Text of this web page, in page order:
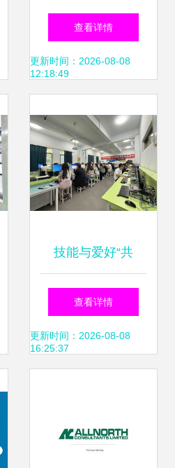
级Spring Cloud
Alibaba全套笔记，
方位讲解微服务技
术栈
查看详情
更新时间：2026-08-08
12:18:49
技能与爱好“共
舞”，宁波海曙开启
职业技能竞赛与技
查看详情
更新时间：2026-08-08
16:25:37